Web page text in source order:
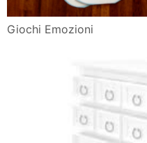
Giochi Emozioni